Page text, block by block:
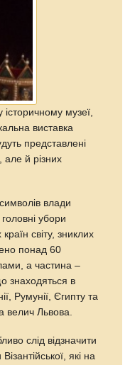
історичному музеї,
виставка
представлені
але й різних
влади
убори
країн світу, зниклих
понад 60
а частина –
знаходяться в
Румунії, Єгипту та
велич Львова.
слід відзначити
які на